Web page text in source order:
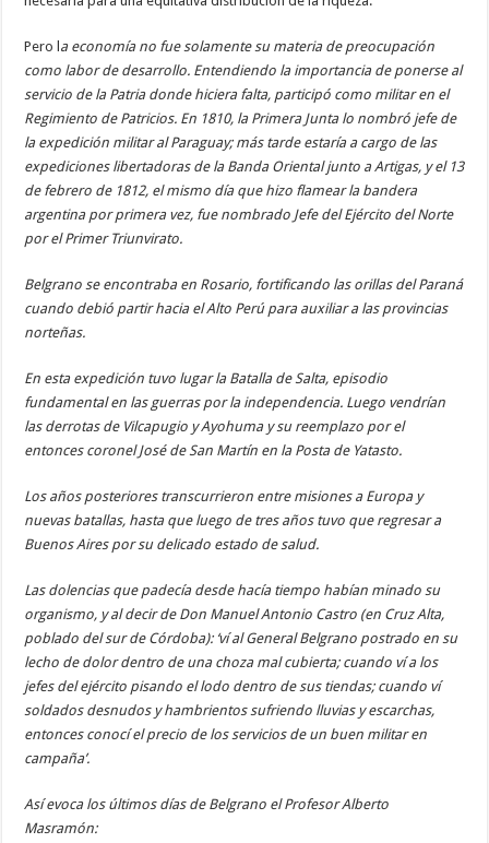
Pero l a economía no fue solamente su materia de preocupación
como labor de desarrollo. Entendiendo la importancia de ponerse al
servicio de la Patria donde hiciera falta, participó como militar en el
Regimiento de Patricios. En 1810, la Primera Junta lo nombró jefe de
la expedición militar al Paraguay; más tarde estaría a cargo de las
expediciones libertadoras de la Banda Oriental junto a Artigas, y el 13
de febrero de 1812, el mismo día que hizo flamear la bandera
argentina por primera vez, fue nombrado Jefe del Ejército del Norte
por el Primer Triunvirato.
Belgrano se encontraba en Rosario, fortificando las orillas del Paraná
cuando debió partir hacia el Alto Perú para auxiliar a las provincias
norteñas.
En esta expedición tuvo lugar la Batalla de Salta, episodio
fundamental en las guerras por la independencia. Luego vendrían
las derrotas de Vilcapugio y Ayohuma y su reemplazo por el
entonces coronel José de San Martín en la Posta de Yatasto.
Los años posteriores transcurrieron entre misiones a Europa y
nuevas batallas, hasta que luego de tres años tuvo que regresar a
Buenos Aires por su delicado estado de salud.
Las dolencias que padecía desde hacía tiempo habían minado su
organismo, y al decir de Don Manuel Antonio Castro (en Cruz Alta,
poblado del sur de Córdoba): ‘ví al General Belgrano postrado en su
lecho de dolor dentro de una choza mal cubierta; cuando ví a los
jefes del ejército pisando el lodo dentro de sus tiendas; cuando ví
soldados desnudos y hambrientos sufriendo lluvias y escarchas,
entonces conocí el precio de los servicios de un buen militar en
campaña’.
Así evoca los últimos días de Belgrano el Profesor Alberto
Masramón: